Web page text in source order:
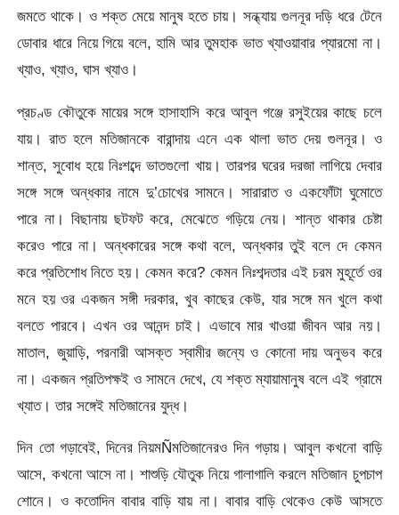
জমতে থাকে। ও শক্ত মেয়ে মানুষ হতে চায়। সন্ধ্যায় গুলনূর দড়ি ধরে টেনে
ডোবার ধারে নিয়ে গিয়ে বলে, হামি আর তুমহাক ভাত খ্যাওয়াবার প্যারমো না।
খ্যাও, খ্যাও, ঘাস খ্যাও।
প্রচণ্ড কৌতুকে মায়ের সঙ্গে হাসাহাসি করে আবুল গঞ্জে রসুইয়ের কাছে চলে
যায়। রাত হলে মতিজানকে বারান্দায় এনে এক থালা ভাত দেয় গুলনূর। ও
শান্ত, সুবোধ হয়ে নিঃশব্দে ভাতগুলো খায়। তারপর ঘরের দরজা লাগিয়ে দেবার
সঙ্গে সঙ্গে অন্ধকার নামে দু’চোখের সামনে। সারারাত ও একফোঁটা ঘুমোতে
পারে না। বিছানায় ছটফট করে, মেঝেতে গড়িয়ে নেয়। শান্ত থাকার চেষ্টা
করেও পারে না। অন্ধকারের সঙ্গে কথা বলে, অন্ধকার তুই বলে দে কেমন
করে প্রতিশোধ নিতে হয়। কেমন করে? কেমন নিঃশব্দতার এই চরম মুহূর্তে ওর
মনে হয় ওর একজন সঙ্গী দরকার, খুব কাছের কেউ, যার সঙ্গে মন খুলে কথা
বলতে পারবে। এখন ওর আনন্দ চাই। এভাবে মার খাওয়া জীবন আর নয়।
মাতাল, জুয়াড়ি, পরনারী আসক্ত স্বামীর জন্যে ও কোনো দায় অনুভব করে
না। একজন প্রতিপক্ষই ও সামনে দেখে, যে শক্ত ম্যায়ামানুষ বলে এই গ্রামে
খ্যাত। তার সঙ্গেই মতিজানের যুদ্ধ।
দিন তো গড়াবেই, দিনের নিয়মÑমতিজানেরও দিন গড়ায়। আবুল কখনো বাড়ি
আসে, কখনো আসে না। শাশুড়ি যৌতুক নিয়ে গালাগালি করলে মতিজান চুপচাপ
শোনে। ও কতোদিন বাবার বাড়ি যায় না। বাবার বাড়ি থেকেও কেউ আসতে